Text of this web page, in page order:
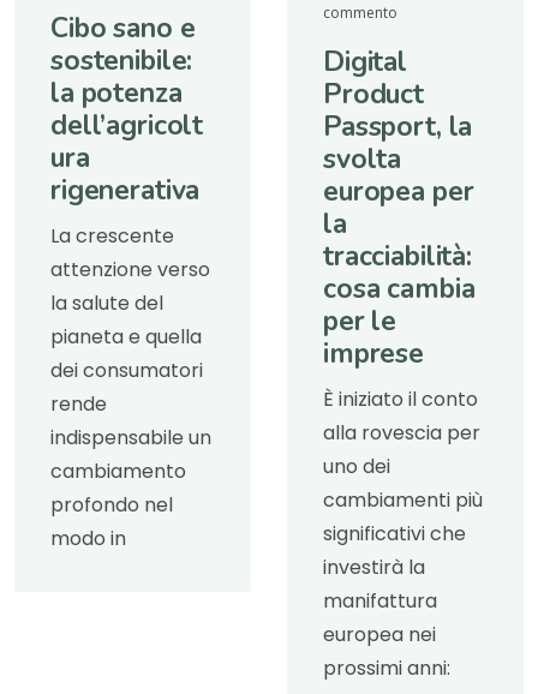
Cibo sano e
sostenibile:
la potenza
dell’agricolt
ura
rigenerativa
La crescente
attenzione verso
la salute del
pianeta e quella
dei consumatori
rende
indispensabile un
cambiamento
profondo nel
modo in
commento
Digital
Product
Passport, la
svolta
europea per
la
tracciabilità:
cosa cambia
per le
imprese
È iniziato il conto
alla rovescia per
uno dei
cambiamenti più
significativi che
investirà la
manifattura
europea nei
prossimi anni: